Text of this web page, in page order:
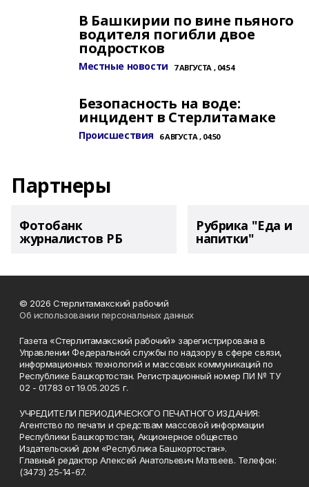
В Башкирии по вине пьяного
водителя погибли двое
подростков
Местные новости 7 АВГУСТА , 04:54
Безопасность на воде:
инцидент в Стерлитамаке
Происшествия 6 АВГУСТА , 04:50
Партнеры
Фотобанк
журналистов РБ
Рубрика "Еда и
напитки"
© 2026 Стерлитамакский рабочий
Об использовании персональных данных
Газета «Стерлитамакский рабочий» зарегистрирована в
Управлении Федеральной службы по надзору в сфере связи,
информационных технологий и массовых коммуникаций по
Республике Башкортостан. Регистрационный номер ПИ № ТУ
02 - 01783 от 19.05.2025 г.
УЧРЕДИТЕЛИ ПЕРИОДИЧЕСКОГО ПЕЧАТНОГО ИЗДАНИЯ:
Агентство по печати и средствам массовой информации
Республики Башкортостан, Акционерное общество
Издательский дом «Республика Башкортостан».
Главный редактор Алексей Анатольевич Матвеев. Телефон:
(3473) 25-14-67.